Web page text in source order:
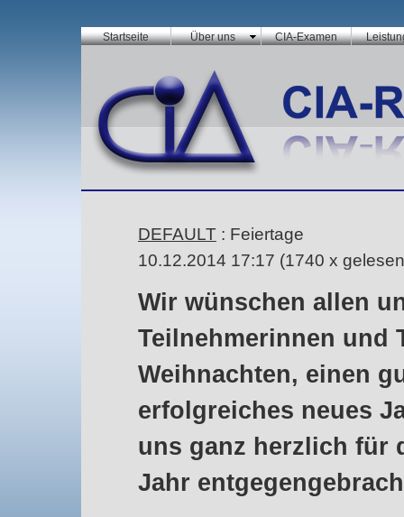
Startseite Über uns CIA-Examen
DEFAULT : Feiertage
10.12.2014 17:17 (1740 x gelesen
Wir wünschen allen
Teilnehmerinnen und
Weihnachten, einen
erfolgreiches neues
uns ganz herzlich für
Jahr